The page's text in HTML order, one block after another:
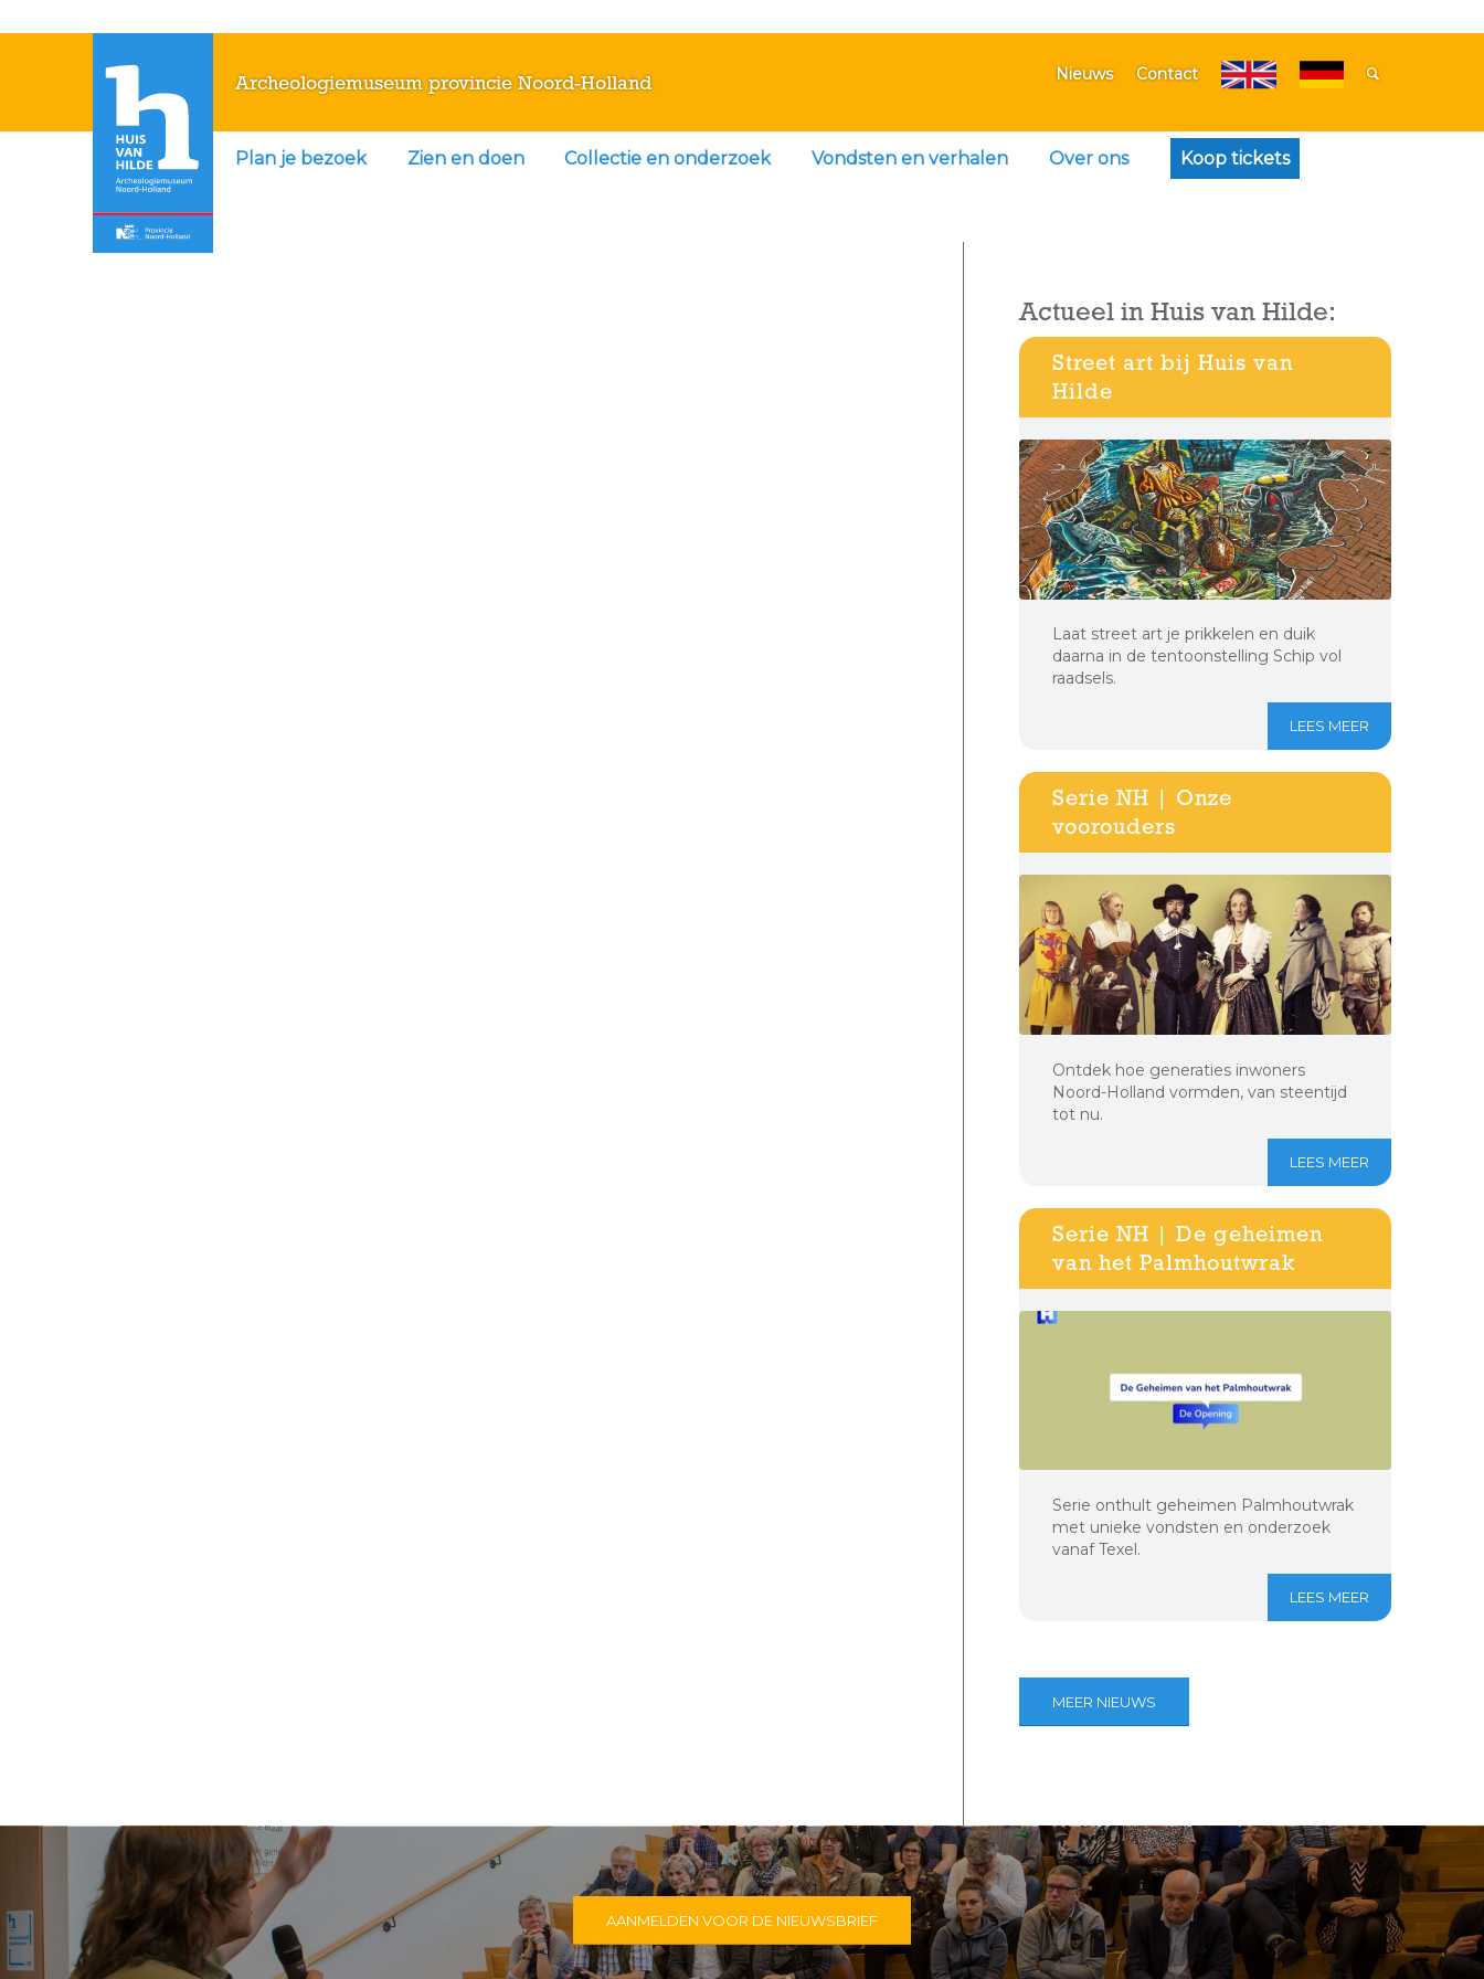
Archeologiemuseum provincie Noord-Holland Nieuws Contact
Plan je bezoek Zien en doen Collectie en onderzoek Vondsten en verhalen Over ons Koop tickets
Actueel in Huis van Hilde:
Street art bij Huis van
Hilde
Laat street art je prikkelen en duik
daarna in de tentoonstelling Schip vol
raadsels.
LEES MEER
Serie NH | Onze
voorouders
Ontdek hoe generaties inwoners
Noord-Holland vormden, van steentijd
tot nu.
LEES MEER
Serie NH | De geheimen
van het Palmhoutwrak
Serie onthult geheimen Palmhoutwrak
met unieke vondsten en onderzoek
vanaf Texel.
LEES MEER
MEER NIEUWS
AANMELDEN VOOR DE NIEUWSBRIEF